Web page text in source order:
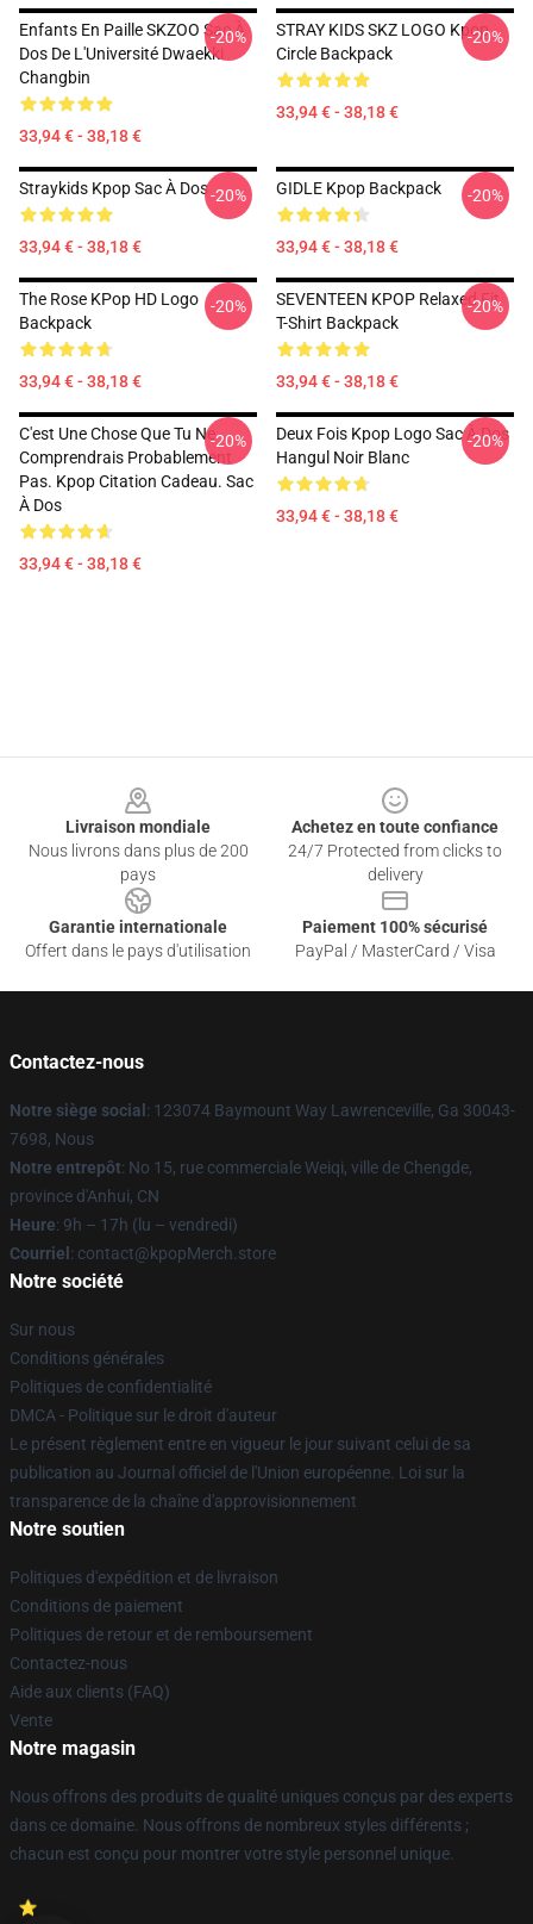
Enfants En Paille SKZOO Sac À
Dos De L'Université Dwaekki
Changbin
33,94 € - 38,18 €
-20%
STRAY KIDS SKZ LOGO Kpop
Circle Backpack
33,94 € - 38,18 €
-20%
Straykids Kpop Sac À Dos
33,94 € - 38,18 €
-20% GIDLE Kpop Backpack
33,94 € - 38,18 €
-20%
The Rose KPop HD Logo
Backpack
33,94 € - 38,18 €
-20%
SEVENTEEN KPOP Relaxed Fit
T-Shirt Backpack
33,94 € - 38,18 €
-20%
C'est Une Chose Que Tu Ne
Comprendrais Probablement
Pas. Kpop Citation Cadeau. Sac
À Dos
33,94 € - 38,18 €
-20%
Deux Fois Kpop Logo Sac À Dos
Hangul Noir Blanc
33,94 € - 38,18 €
-20%
Livraison mondiale
Nous livrons dans plus de 200
pays
Achetez en toute confiance
24/7 Protected from clicks to
delivery
Garantie internationale
Offert dans le pays d'utilisation
Paiement 100% sécurisé
PayPal / MasterCard / Visa
Contactez-nous
Notre siège social : 123074 Baymount Way Lawrenceville, Ga 30043-
7698, Nous
Notre entrepôt: No 15, rue commerciale Weiqi, ville de Chengde,
province d'Anhui, CN
Heure: 9h – 17h (lu – vendredi)
Courriel : contact@kpopMerch.store
Notre société
Sur nous
Conditions générales
Politiques de confidentialité
DMCA - Politique sur le droit d'auteur
Le présent règlement entre en vigueur le jour suivant celui de sa
publication au Journal officiel de l'Union européenne. Loi sur la
transparence de la chaîne d'approvisionnement
Notre soutien
Politiques d'expédition et de livraison
Conditions de paiement
Politiques de retour et de remboursement
Contactez-nous
Aide aux clients (FAQ)
Vente
Notre magasin
Nous offrons des produits de qualité uniques conçus par des experts
dans ce domaine. Nous offrons de nombreux styles différents ;
chacun est conçu pour montrer votre style personnel unique.